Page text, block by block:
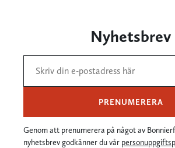
Nyhetsbrev
PRENUMERERA
Genom att prenumerera på något av
nyhetsbrev godkänner du vår